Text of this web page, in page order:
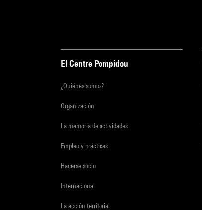
El Centre Pompidou
¿Quiénes somos?
Organización
La memoria de actividades
Empleo y prácticas
Hacerse socio
Internacional
La acción territorial